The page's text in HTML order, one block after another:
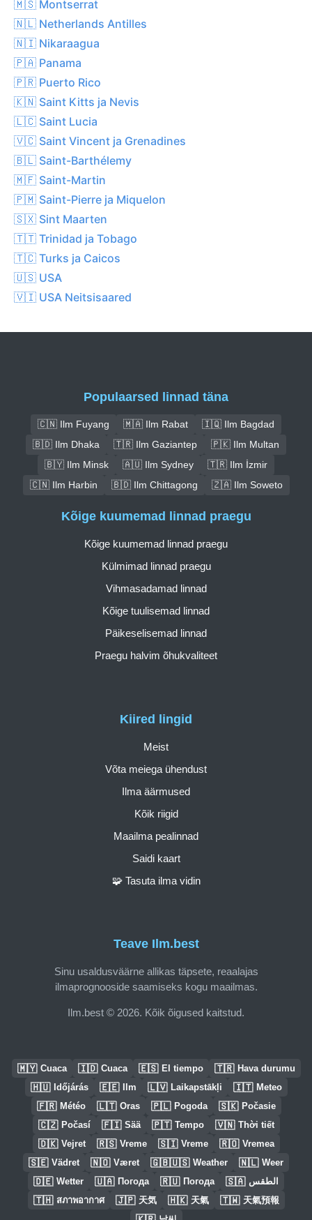
🇲🇸 Montserrat
🇳🇱 Netherlands Antilles
🇳🇮 Nikaraagua
🇵🇦 Panama
🇵🇷 Puerto Rico
🇰🇳 Saint Kitts ja Nevis
🇱🇨 Saint Lucia
🇻🇨 Saint Vincent ja Grenadines
🇧🇱 Saint-Barthélemy
🇲🇫 Saint-Martin
🇵🇲 Saint-Pierre ja Miquelon
🇸🇽 Sint Maarten
🇹🇹 Trinidad ja Tobago
🇹🇨 Turks ja Caicos
🇺🇸 USA
🇻🇮 USA Neitsisaared
Populaarsed linnad täna
🇨🇳 Ilm Fuyang 🇲🇦 Ilm Rabat
🇮🇶 Ilm Bagdad
🇧🇩 Ilm Dhaka
🇹🇷 Ilm Gaziantep
🇵🇰 Ilm Multan
🇧🇾 Ilm Minsk
🇦🇺 Ilm Sydney
🇹🇷 Ilm İzmir
🇨🇳 Ilm Harbin
🇧🇩 Ilm Chittagong 🇿🇦 Ilm Soweto
Teave Ilm.best
Sinu usaldusväärne allikas täpsete, reaalajas
ilmaprognooside saamiseks kogu maailmas.
Ilm.best © 2026. Kõik õigused kaitstud.
Kiired lingid
Meist
Võta meiega ühendust
Ilma äärmused
Kõik riigid
Maailma pealinnad
Saidi kaart
🧩 Tasuta ilma vidin
Kõige kuumemad linnad praegu
Kõige kuumemad linnad praegu
Külmimad linnad praegu
Vihmasadamad linnad
Kõige tuulisemad linnad
Päikeselisemad linnad
Praegu halvim õhukvaliteet
🇲🇾 Cuaca 🇮🇩 Cuaca 🇪🇸 El tiempo 🇹🇷 Hava durumu
🇭🇺 Időjárás 🇪🇪 Ilm 🇱🇻 Laikapstākļi 🇮🇹 Meteo
🇫🇷 Météo 🇱🇹 Oras 🇵🇱 Pogoda 🇸🇰 Počasie
🇨🇿 Počasí 🇫🇮 Sää 🇵🇹 Tempo 🇻🇳 Thời tiết
🇩🇰 Vejret 🇷🇸 Vreme 🇸🇮 Vreme 🇷🇴 Vremea
🇸🇪 Vädret 🇳🇴 Været 🇬🇧🇺🇸 Weather 🇳🇱 Weer
🇩🇪 Wetter 🇺🇦 Погода 🇷🇺 Погода 🇸🇦 الطقس
🇹🇭 สภาพอากาศ 🇯🇵 天気 🇭🇰 天氣 🇹🇼 天氣預報